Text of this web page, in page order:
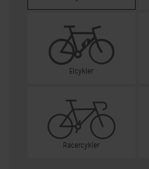
Elcykler
Racercykler